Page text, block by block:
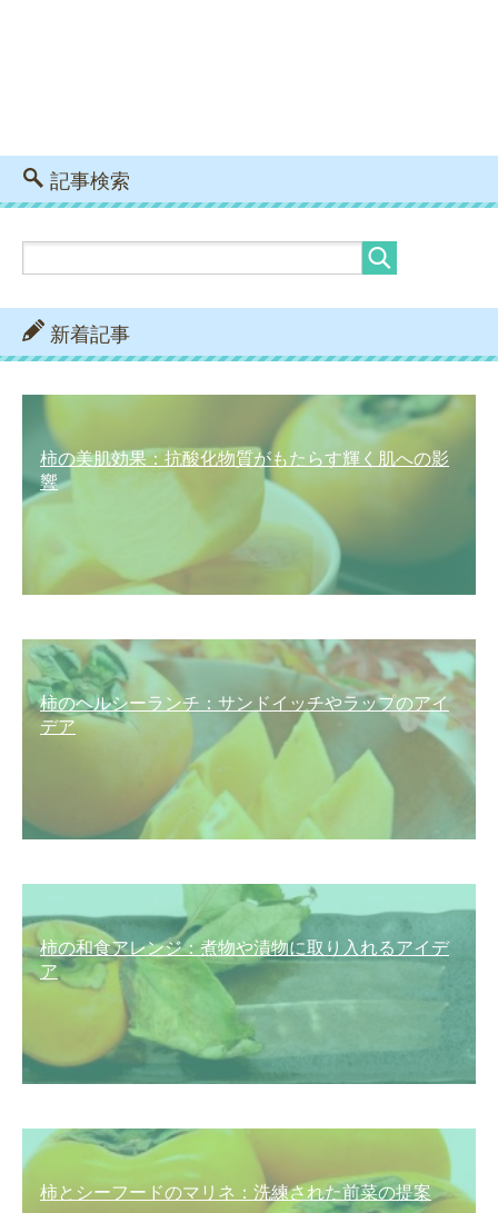
記事検索
新着記事
柿の美肌効果：抗酸化物質がもたらす輝く肌への影
響
柿のヘルシーランチ：サンドイッチやラップのアイ
デア
柿の和食アレンジ：煮物や漬物に取り入れるアイデ
ア
柿とシーフードのマリネ：洗練された前菜の提案